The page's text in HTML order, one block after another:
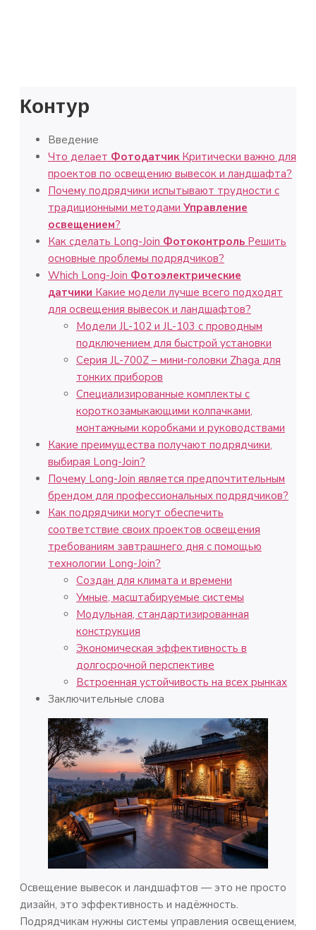
Контур
Введение
Что делает ФотодатчикКритически важно для
проектов по освещению вывесок и ландшафта?
Почему подрядчики испытывают трудности с
традиционными методами Управление
освещением?
Как сделать Long-Join Фотоконтроль Решить
основные проблемы подрядчиков?
Which Long-Join Фотоэлектрические
датчики Какие модели лучше всего подходят
для освещения вывесок и ландшафтов?
Модели JL-102 и JL-103 с проводным
подключением для быстрой установки
Серия JL-700Z – мини-головки Zhaga для
тонких приборов
Специализированные комплекты с
короткозамыкающими колпачками,
монтажными коробками и руководствами
Какие преимущества получают подрядчики,
выбирая Long-Join?
Почему Long-Join является предпочтительным
брендом для профессиональных подрядчиков?
Как подрядчики могут обеспечить
соответствие своих проектов освещения
требованиям завтрашнего дня с помощью
технологии Long-Join?
Создан для климата и времени
Умные, масштабируемые системы
Модульная, стандартизированная
конструкция
Экономическая эффективность в
долгосрочной перспективе
Встроенная устойчивость на всех рынках
Заключительные слова
Освещение вывесок и ландшафтов — это не просто
дизайн, это эффективность и надёжность.
Подрядчикам нужны системы управления освещением,